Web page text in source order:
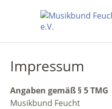
Impressum
Angaben gemäß § 5 TMG
Musikbund Feucht